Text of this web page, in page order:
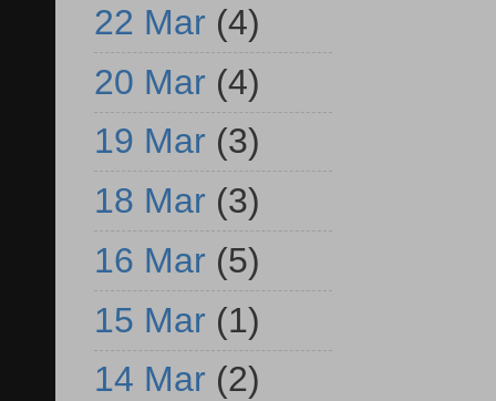
22 Mar (4)
20 Mar (4)
19 Mar (3)
18 Mar (3)
16 Mar (5)
15 Mar (1)
14 Mar (2)